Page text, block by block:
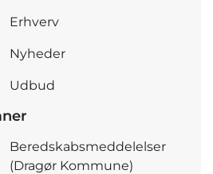
Erhverv
Nyheder
Udbud
Beredskabsmeddelelser
(Dragør Kommune)